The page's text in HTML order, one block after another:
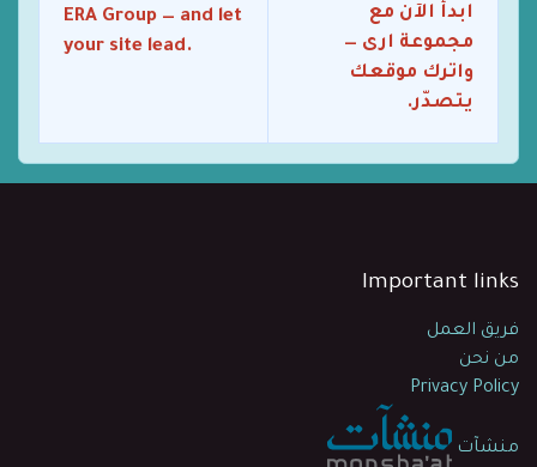
ابدأ الآن مع
مجموعة ارى —
واترك موقعك
يتصدّر.
ERA Group — and let
your site lead.
Important links
فريق العمل
من نحن
Privacy Policy
منشآت